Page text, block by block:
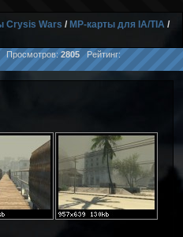
Crysis Wars / MP-карты для IA/TIA /
Просмотров:2805 Рейтинг: